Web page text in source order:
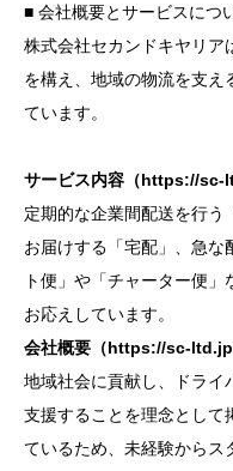
■ 会社概要とサービスにつ
株式会社セカンドキヤリア
を構え、地域の物流を支え
ています。
サービス内容（https://sc-
定期的な企業間配送を行う
お届けする「宅配」、急な
ト便」や「チャーター便
お応えしています。
会社概要（https://sc-
地域社会に貢献し、ドライ
支援することを理念として
ているため、未経験からス